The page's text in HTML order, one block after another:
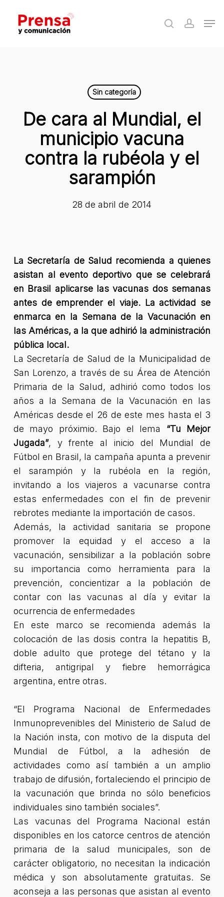
main
search
Sin categoría
De cara al Mundial, el
municipio vacuna
contra la rubéola y el
sarampión
28 de abril de 2014
La Secretaría de Salud recomienda a quienes
asistan al evento deportivo que se celebrará
en Brasil aplicarse las vacunas dos semanas
antes de emprender el viaje. La actividad se
enmarca en la Semana de la Vacunación en
las Américas, a la que adhirió la administración
pública local.
La Secretaría de Salud de la Municipalidad de
San Lorenzo, a través de su Área de Atención
Primaria de la Salud, adhirió como todos los
años a la Semana de la Vacunación en las
Américas desde el 26 de este mes hasta el 3
de mayo próximio. Bajo el lema “Tu Mejor
Jugada”, y frente al inicio del Mundial de
Fútbol en Brasil, la campaña apunta a prevenir
el sarampión y la rubéola en la región,
invitando a los viajeros a vacunarse contra
estas enfermedades con el fin de prevenir
rebrotes mediante la importación de casos.
Además, la actividad sanitaria se propone
promover la equidad y el acceso a la
vacunación, sensibilizar a la población sobre
su importancia como herramienta para la
prevención, concientizar a la población de
contar con las vacunas al día y evitar la
ocurrencia de enfermedades
En este marco se recomienda además la
colocación de las dosis contra la hepatitis B,
doble adulto que protege del tétano y la
difteria, antigripal y fiebre hemorrágica
argentina, entre otras.
“El Programa Nacional de Enfermedades
Inmunoprevenibles del Ministerio de Salud de
la Nación insta, con motivo de la disputa del
Mundial de Fútbol, a la adhesión de
actividades como así también a un amplio
trabajo de difusión, fortaleciendo el principio de
la vacunación que brinda no sólo beneficios
individuales sino también sociales”.
Las vacunas del Programa Nacional están
disponibles en los catorce centros de atención
primaria de la salud municipales, son de
carácter obligatorio, no necesitan la indicación
médica y son absolutamente gratuitas. Se
aconseja a las personas que asistan al evento